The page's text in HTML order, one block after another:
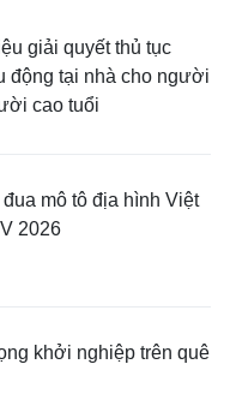
giải quyết thủ tục
động tại nhà cho người
cao tuổi
mô tô địa hình Việt
2026
khởi nghiệp trên quê